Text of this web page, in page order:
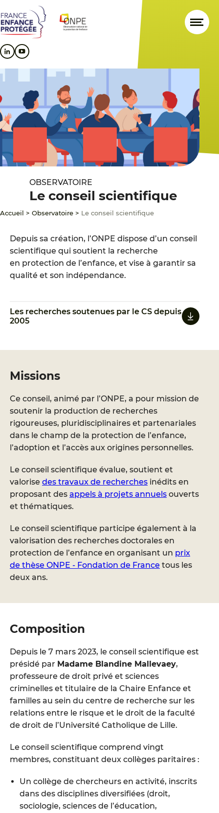
au
contenu
principal
au
menu
principal
au
pied
de
OBSERVATOIRE
Le conseil scientifique
Accueil > Observatoire > Le conseil scientifique
Depuis sa création, l’ONPE dispose d’un conseil
scientifique qui soutient la recherche
en protection de l’enfance, et vise à garantir sa
qualité et son indépendance.
Les recherches soutenues par le CS depuis
2005
Missions
Ce conseil, animé par l’ONPE, a pour mission de
soutenir la production de recherches
rigoureuses, pluridisciplinaires et partenariales
dans le champ de la protection de l’enfance,
l’adoption et l’accès aux origines personnelles.
Le conseil scientifique évalue, soutient et
valorise des travaux de recherches inédits en
proposant des appels à projets annuels ouverts
et thématiques.
Le conseil scientifique participe également à la
valorisation des recherches doctorales en
protection de l’enfance en organisant un prix
de thèse ONPE - Fondation de France tous les
deux ans.
Composition
Depuis le 7 mars 2023, le conseil scientifique est
présidé par Madame Blandine Mallevaey,
professeure de droit privé et sciences
criminelles et titulaire de la Chaire Enfance et
familles au sein du centre de recherche sur les
relations entre le risque et le droit de la faculté
de droit de l’Université Catholique de Lille.
Le conseil scientifique comprend vingt
membres, constituant deux collèges paritaires :
Un collège de chercheurs en activité, inscrits
dans des disciplines diversifiées (droit,
sociologie, sciences de l’éducation,